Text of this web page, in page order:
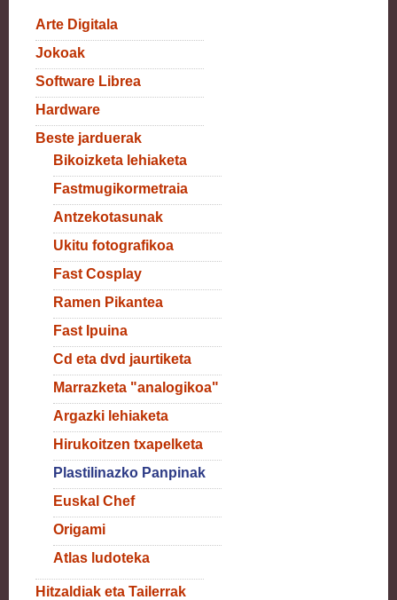
Arte Digitala
Jokoak
Software Librea
Hardware
Beste jarduerak
Bikoizketa lehiaketa
Fastmugikormetraia
Antzekotasunak
Ukitu fotografikoa
Fast Cosplay
Ramen Pikantea
Fast Ipuina
Cd eta dvd jaurtiketa
Marrazketa "analogikoa"
Argazki lehiaketa
Hirukoitzen txapelketa
Plastilinazko Panpinak
Euskal Chef
Origami
Atlas ludoteka
Hitzaldiak eta Tailerrak